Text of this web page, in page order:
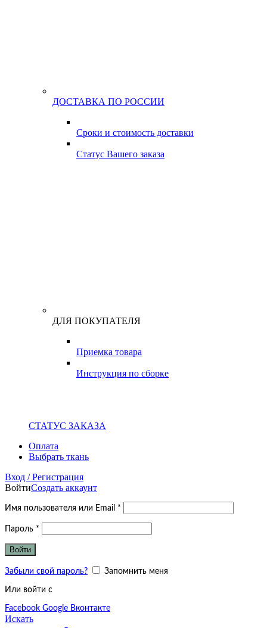
ДОСТАВКА ПО РОССИИ
Сроки и стоимость доставки
Статус Вашего заказа
ДЛЯ ПОКУПАТЕЛЯ
Приемка товара
Инструкция по сборке
СТАТУС ЗАКАЗА
Оплата
Выбрать ткань
Вход / Регистрация
ВойтиСоздать аккаунт
Имя пользователя или Email *
Пароль *
Войти
Забыли свой пароль? Запомнить меня
Или войти с
Facebook Google Вконтакте
Искать